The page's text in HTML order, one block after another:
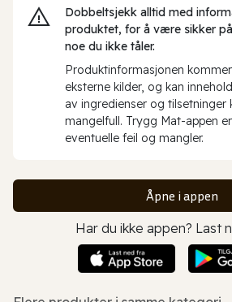
Dobbeltsjekk alltid med
produktet, for å være sikker
noe du ikke tåler.
Produktinformasjonen
eksterne kilder, og kan
av ingredienser og
mangelfull. Trygg Mat-appen
eventuelle feil og mangler.
Åpne i appen
Har du ikke appen? Last